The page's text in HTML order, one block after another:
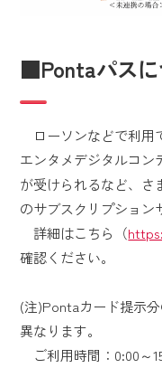
■Pontaパスに
ローソンなどで利用
エンタメデジタルコン
が受けられるなど、さ
のサブスクリプション
詳細はこちら（
確認ください。
(注)Pontaカード提示
異なります。
ご利用時間：0:00～